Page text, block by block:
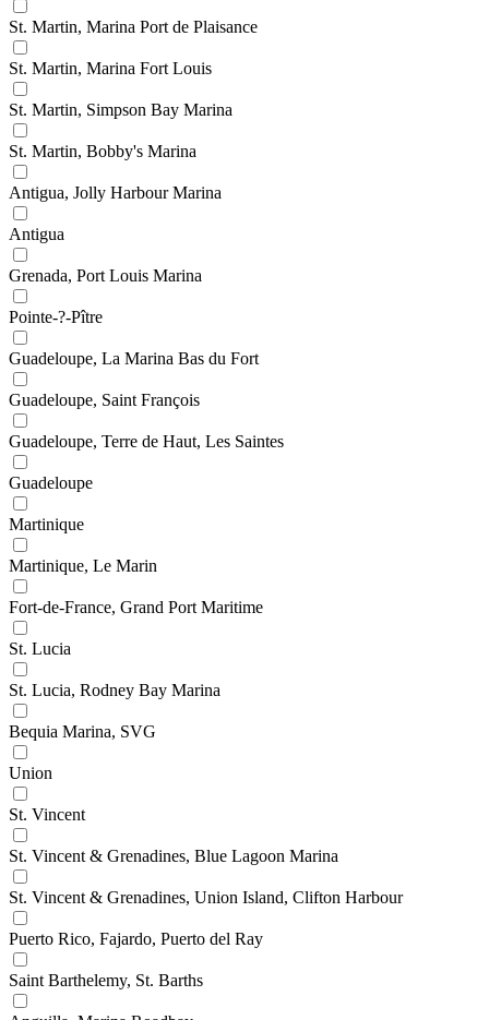
St. Martin, Marina Port de Plaisance
St. Martin, Marina Fort Louis
St. Martin, Simpson Bay Marina
St. Martin, Bobby's Marina
Antigua, Jolly Harbour Marina
Antigua
Grenada, Port Louis Marina
Pointe-?-Pître
Guadeloupe, La Marina Bas du Fort
Guadeloupe, Saint François
Guadeloupe, Terre de Haut, Les Saintes
Guadeloupe
Martinique
Martinique, Le Marin
Fort-de-France, Grand Port Maritime
St. Lucia
St. Lucia, Rodney Bay Marina
Bequia Marina, SVG
Union
St. Vincent
St. Vincent & Grenadines, Blue Lagoon Marina
St. Vincent & Grenadines, Union Island, Clifton Harbour
Puerto Rico, Fajardo, Puerto del Ray
Saint Barthelemy, St. Barths